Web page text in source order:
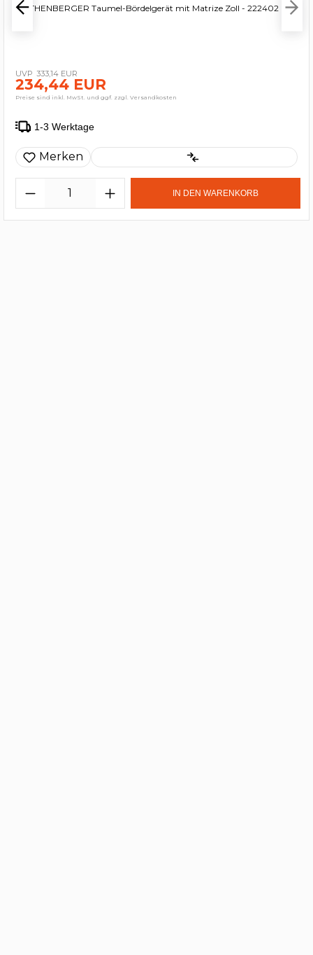
ROTHENBERGER Taumel-Bördelgerät mit Matrize Zoll - 222402
333,14 EUR
234,44 EUR
Preise sind inkl. MwSt. und ggf. zzgl. Versandkosten
1-3 Werktage
Merken
IN DEN WARENKORB